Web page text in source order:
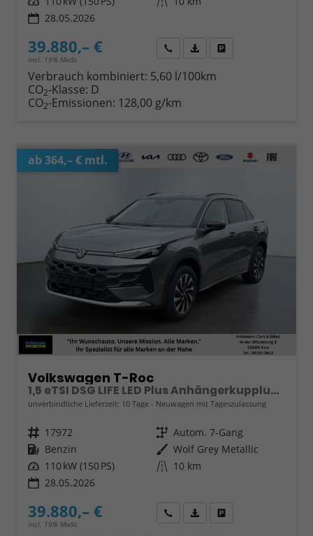
28.05.2026
39.880,– €
incl. 19% MwSt.
Wir rufen Sie anFahrzeugexposé (PDF)
Verbrauch kombiniert: 5,60 l/100km
CO2-Klasse: D
CO2-Emissionen: 128,00 g/km
ab 364,– € mtl.
Volkswagen T-Roc
1,5 eTSI DSG LIFE LED Plus Anhängerkupplung Navigation Digital Pro Sitzheizung beheiztes Lenkrad 17 Zoll Alu 5J Garantie
unverbindliche Lieferzeit: 10 Tage Neuwagen mit Tageszulassung
Fahrzeugnr. 17972 Getriebe Autom. 7-Gang
Kraftstoff Benzin Außenfarbe Wolf Grey Metallic
Leistung 110 kW (150 PS) Kilometerstand 10 km
28.05.2026
39.880,– €
incl. 19% MwSt.
Wir rufen Sie anFahrzeugexposé (PDF)